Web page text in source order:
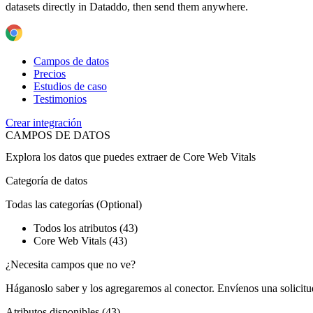
datasets directly in Dataddo, then send them anywhere.
Campos de datos
Precios
Estudios de caso
Testimonios
Crear integración
CAMPOS DE DATOS
Explora los datos que puedes extraer de Core Web Vitals
Categoría de datos
Todas las categorías (Optional)
Todos los atributos (43)
Core Web Vitals (43)
¿Necesita campos que no ve?
Háganoslo saber y los agregaremos al conector. Envíenos una